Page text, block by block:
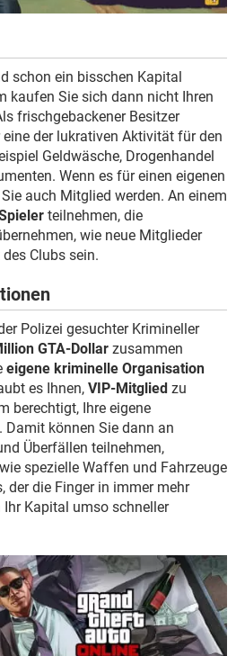
schon ein bisschen Kapital
kaufen Sie sich dann nicht Ihren
frischgebackener Besitzer
der lukrativen Aktivität für den
Geldwäsche, Drogenhandel
Wenn es für einen eigenen
auch Mitglied werden. An einem
teilnehmen, die
wie neue Mitglieder
Clubs sein.
Polizei gesuchter Krimineller
GTA-Dollar zusammen
eigene kriminelle Organisation
es Ihnen, VIP-Mitglied zu
berechtigt, Ihre eigene
können Sie dann an
Überfällen teilnehmen,
spezielle Waffen und Fahrzeuge
der die Finger in immer mehr
Kapital umso schneller